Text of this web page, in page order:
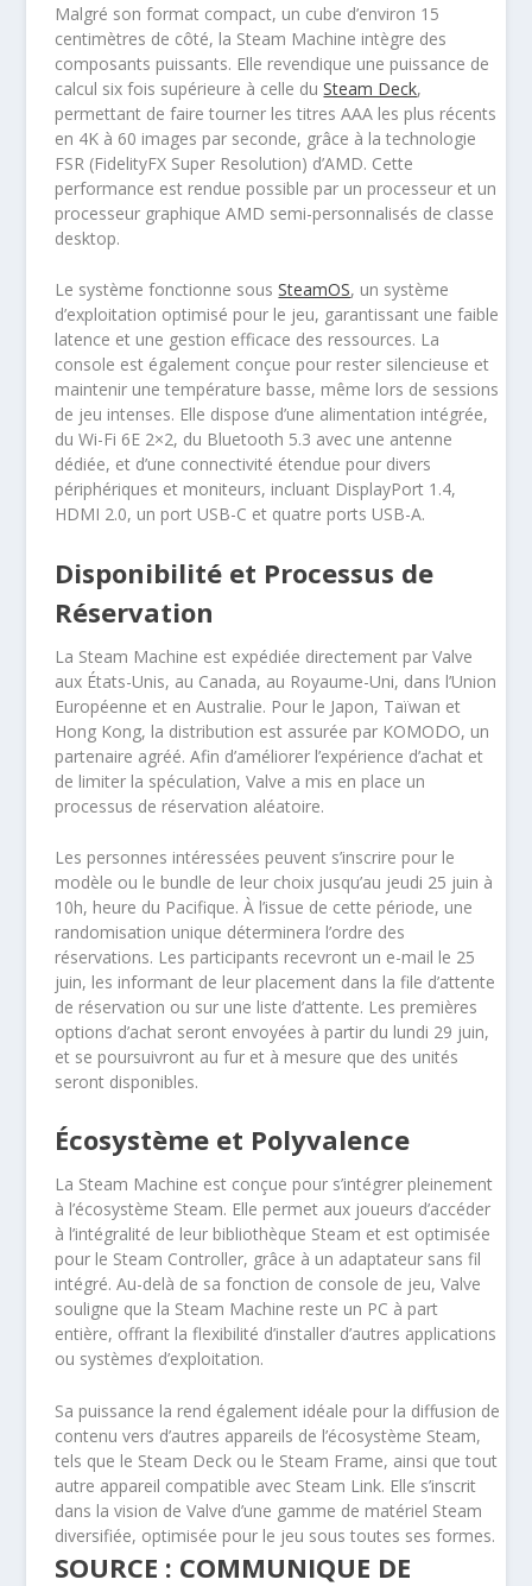
Malgré son format compact, un cube d’environ 15
centimètres de côté, la Steam Machine intègre des
composants puissants. Elle revendique une puissance de
calcul six fois supérieure à celle duSteam Deck,
permettant de faire tourner les titres AAA les plus récents
en 4K à 60 images par seconde, grâce à la technologie
FSR (FidelityFX Super Resolution) d’AMD. Cette
performance est rendue possible par un processeur et un
processeur graphique AMD semi-personnalisés de classe
desktop.
Le système fonctionne sousSteamOS, un système
d’exploitation optimisé pour le jeu, garantissant une faible
latence et une gestion efficace des ressources. La
console est également conçue pour rester silencieuse et
maintenir une température basse, même lors de sessions
de jeu intenses. Elle dispose d’une alimentation intégrée,
du Wi-Fi 6E 2×2, du Bluetooth 5.3 avec une antenne
dédiée, et d’une connectivité étendue pour divers
périphériques et moniteurs, incluant DisplayPort 1.4,
HDMI 2.0, un port USB-C et quatre ports USB-A.
Disponibilité et Processus de
Réservation
La Steam Machine est expédiée directement par Valve
aux États-Unis, au Canada, au Royaume-Uni, dans l’Union
Européenne et en Australie. Pour le Japon, Taïwan et
Hong Kong, la distribution est assurée par KOMODO, un
partenaire agréé. Afin d’améliorer l’expérience d’achat et
de limiter la spéculation, Valve a mis en place un
processus de réservation aléatoire.
Les personnes intéressées peuvent s’inscrire pour le
modèle ou le bundle de leur choix jusqu’au jeudi 25 juin à
10h, heure du Pacifique. À l’issue de cette période, une
randomisation unique déterminera l’ordre des
réservations. Les participants recevront un e-mail le 25
juin, les informant de leur placement dans la file d’attente
de réservation ou sur une liste d’attente. Les premières
options d’achat seront envoyées à partir du lundi 29 juin,
et se poursuivront au fur et à mesure que des unités
seront disponibles.
Écosystème et Polyvalence
La Steam Machine est conçue pour s’intégrer pleinement
à l’écosystème Steam. Elle permet aux joueurs d’accéder
à l’intégralité de leur bibliothèque Steam et est optimisée
pour le Steam Controller, grâce à un adaptateur sans fil
intégré. Au-delà de sa fonction de console de jeu, Valve
souligne que la Steam Machine reste un PC à part
entière, offrant la flexibilité d’installer d’autres applications
ou systèmes d’exploitation.
Sa puissance la rend également idéale pour la diffusion de
contenu vers d’autres appareils de l’écosystème Steam,
tels que le Steam Deck ou le Steam Frame, ainsi que tout
autre appareil compatible avec Steam Link. Elle s’inscrit
dans la vision de Valve d’une gamme de matériel Steam
diversifiée, optimisée pour le jeu sous toutes ses formes.
SOURCE : COMMUNIQUE DE